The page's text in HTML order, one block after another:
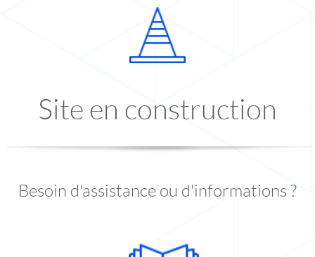
Site en construction
Besoin d'assistance ou d'informations ?